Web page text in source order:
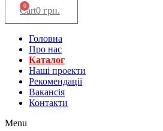
0 грн.
0
Cart
Головна
Про нас
Каталог
Нашi проекти
Рекомендації
Вакансiя
Контакти
Menu